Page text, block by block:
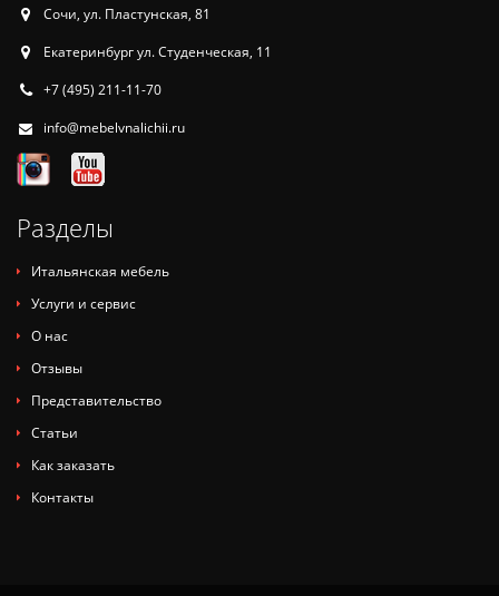
Сочи, ул. Пластунская, 81
Екатеринбург ул. Студенческая, 11
+7 (495) 211-11-70
info@mebelvnalichii.ru
Разделы
Итальянская мебель
Услуги и сервис
О нас
Отзывы
Представительство
Статьи
Как заказать
Контакты